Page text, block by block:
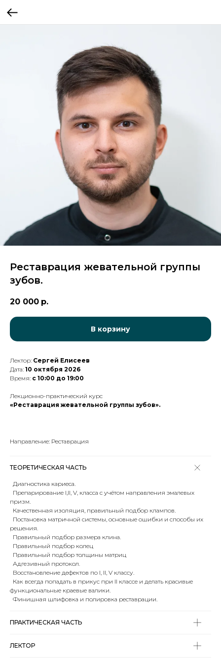
Реставрация жевательной группы
зубов.
20 000 р.
В корзину
Лектор: Сергей Елисеев
Дата: 10 октября 2026
Время: с 10:00 до 19:00
Лекционно-практический курс
«Реставрация жевательной группы зубов».
Направление: Реставрация
ТЕОРЕТИЧЕСКАЯ ЧАСТЬ
Диагностика кариеса.
Препарирование I,II, V, класса с учётом направления эмалевых
призм.
Качественная изоляция, правильный подбор клампов.
Постановка матричной системы, основные ошибки и способы их
решения.
Правильный подбор размера клина.
Правильный подбор колец
Правильный подбор толщины матриц
Адгезивный протокол.
Восстановление дефектов по I, II, V классу.
Как всегда попадать в прикус при II классе и делать красивые
функциональные краевые валики.
Финишная шлифовка и полировка реставрации.
ПРАКТИЧЕСКАЯ ЧАСТЬ
ЛЕКТОР